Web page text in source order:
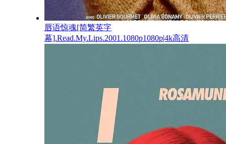
唇语惊魂[简繁英字
幕].Read.My.Lips.2001.1080p1080p|4k高清